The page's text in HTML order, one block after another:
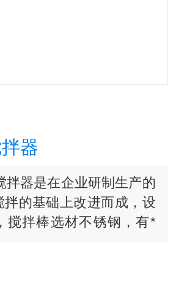
器
拌器是在企业研制生产的
拌的基础上改进而成，设
搅拌棒选材不锈钢，有*
强有力的马达能在较广